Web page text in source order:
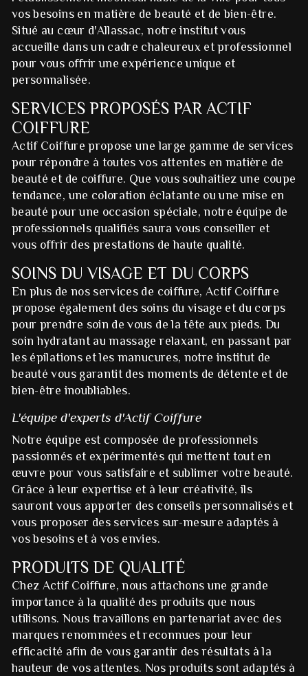
vos besoins en matière de beauté et de bien-être.
Situé au cœur d'Allassac, notre institut vous
accueille dans un cadre chaleureux et professionnel
pour vous offrir une expérience unique et
personnalisée.
SERVICES PROPOSÉS PAR ACTIF
COIFFURE
Actif Coiffure propose une large gamme de services
pour répondre à toutes vos attentes en matière de
beauté et de coiffure. Que vous souhaitiez une coupe
tendance, une coloration éclatante ou une mise en
beauté pour une occasion spéciale, notre équipe de
professionnels qualifiés saura vous conseiller et
vous offrir des prestations de haute qualité.
SOINS DU VISAGE ET DU CORPS
En plus de nos services de coiffure, Actif Coiffure
propose également des soins du visage et du corps
pour prendre soin de vous de la tête aux pieds. Du
soin hydratant au massage relaxant, en passant par
les épilations et les manucures, notre institut de
beauté vous garantit des moments de détente et de
bien-être inoubliables.
L'équipe d'experts d'Actif Coiffure
Notre équipe est composée de professionnels
passionnés et expérimentés qui mettent tout en
œuvre pour vous satisfaire et sublimer votre beauté.
Grâce à leur expertise et à leur créativité, ils
sauront vous apporter des conseils personnalisés et
vous proposer des services sur-mesure adaptés à
vos besoins et à vos envies.
PRODUITS DE QUALITÉ
Chez Actif Coiffure, nous attachons une grande
importance à la qualité des produits que nous
utilisons. Nous travaillons en partenariat avec des
marques renommées et reconnues pour leur
efficacité afin de vous garantir des résultats à la
hauteur de vos attentes. Nos produits sont adaptés à